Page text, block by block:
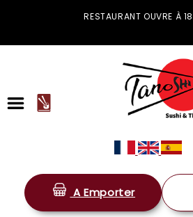
RESTAURANT OUVRE À
ACCUEIL
A Emporter